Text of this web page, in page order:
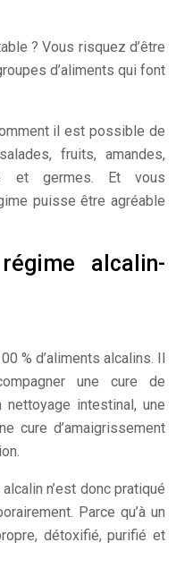
? Vous risquez d’être
d’aliments qui font
il est possible de
fruits, amandes,
et germes. Et vous
puisse être agréable
alcalin-
% d’aliments alcalins. Il
une cure de
nettoyage intestinal, une
cure d’amaigrissement
n’est donc pratiqué
Parce qu’à un
détoxifié, purifié et